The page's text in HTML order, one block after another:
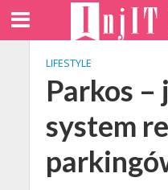
LIFESTYLE
Parkos –
system